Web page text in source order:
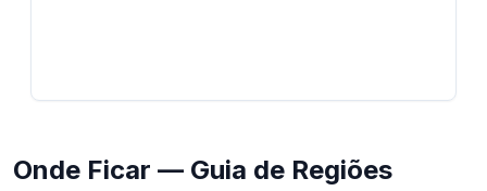
Onde Ficar — Guia de Regiões